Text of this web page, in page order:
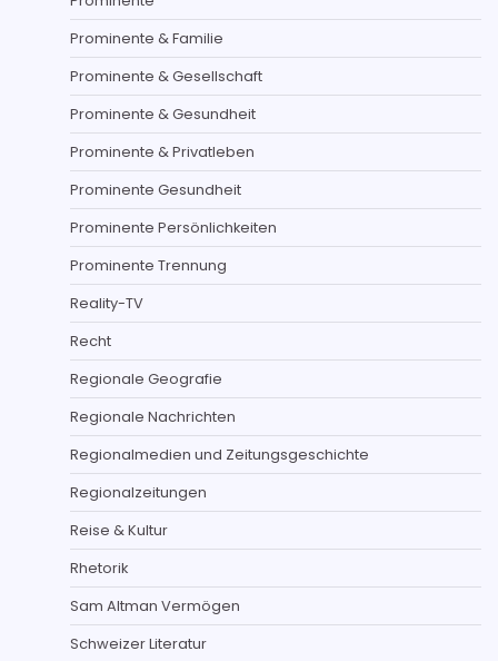
Prominente & Familie
Prominente & Gesellschaft
Prominente & Gesundheit
Prominente & Privatleben
Prominente Gesundheit
Prominente Persönlichkeiten
Prominente Trennung
Reality-TV
Recht
Regionale Geografie
Regionale Nachrichten
Regionalmedien und Zeitungsgeschichte
Regionalzeitungen
Reise & Kultur
Rhetorik
Sam Altman Vermögen
Schweizer Literatur